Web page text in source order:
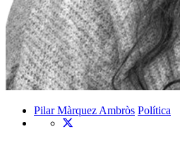
Pilar Màrquez Ambròs Política